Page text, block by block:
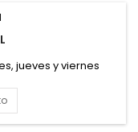
jueves y viernes